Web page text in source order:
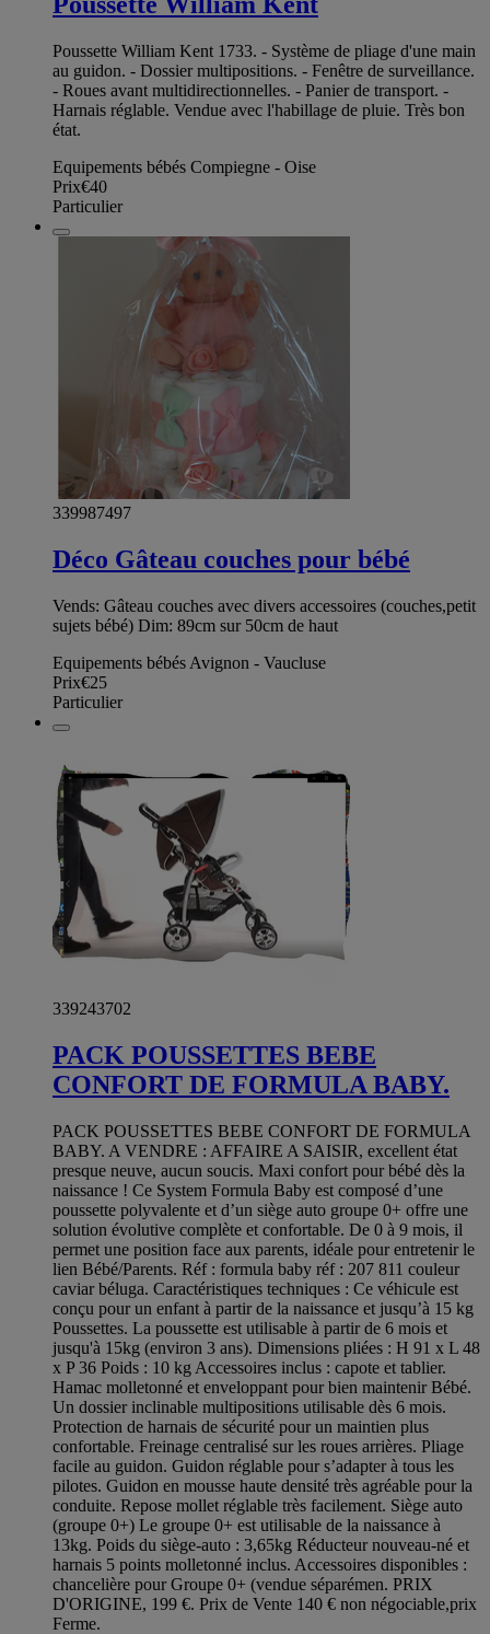
Poussette William Kent 1733. - Système de pliage d'une main
au guidon. - Dossier multipositions. - Fenêtre de surveillance.
- Roues avant multidirectionnelles. - Panier de transport. -
Harnais réglable. Vendue avec l'habillage de pluie. Très bon
état.
Equipements bébés Compiegne - Oise
Prix€40
Particulier
339987497
Déco Gâteau couches pour bébé
Vends: Gâteau couches avec divers accessoires (couches,petit
sujets bébé) Dim: 89cm sur 50cm de haut
Equipements bébés Avignon - Vaucluse
Prix€25
Particulier
339243702
PACK POUSSETTES BEBE
CONFORT DE FORMULA BABY.
PACK POUSSETTES BEBE CONFORT DE FORMULA
BABY. A VENDRE : AFFAIRE A SAISIR, excellent état
presque neuve, aucun soucis. Maxi confort pour bébé dès la
naissance ! Ce System Formula Baby est composé d’une
poussette polyvalente et d’un siège auto groupe 0+ offre une
solution évolutive complète et confortable. De 0 à 9 mois, il
permet une position face aux parents, idéale pour entretenir le
lien Bébé/Parents. Réf : formula baby réf : 207 811 couleur
caviar béluga. Caractéristiques techniques : Ce véhicule est
conçu pour un enfant à partir de la naissance et jusqu’à 15 kg
Poussettes. La poussette est utilisable à partir de 6 mois et
jusqu'à 15kg (environ 3 ans). Dimensions pliées : H 91 x L 48
x P 36 Poids : 10 kg Accessoires inclus : capote et tablier.
Hamac molletonné et enveloppant pour bien maintenir Bébé.
Un dossier inclinable multipositions utilisable dès 6 mois.
Protection de harnais de sécurité pour un maintien plus
confortable. Freinage centralisé sur les roues arrières. Pliage
facile au guidon. Guidon réglable pour s’adapter à tous les
pilotes. Guidon en mousse haute densité très agréable pour la
conduite. Repose mollet réglable très facilement. Siège auto
(groupe 0+) Le groupe 0+ est utilisable de la naissance à
13kg. Poids du siège-auto : 3,65kg Réducteur nouveau-né et
harnais 5 points molletonné inclus. Accessoires disponibles :
chancelière pour Groupe 0+ (vendue séparémen. PRIX
D'ORIGINE, 199 €. Prix de Vente 140 € non négociable,prix
Ferme.